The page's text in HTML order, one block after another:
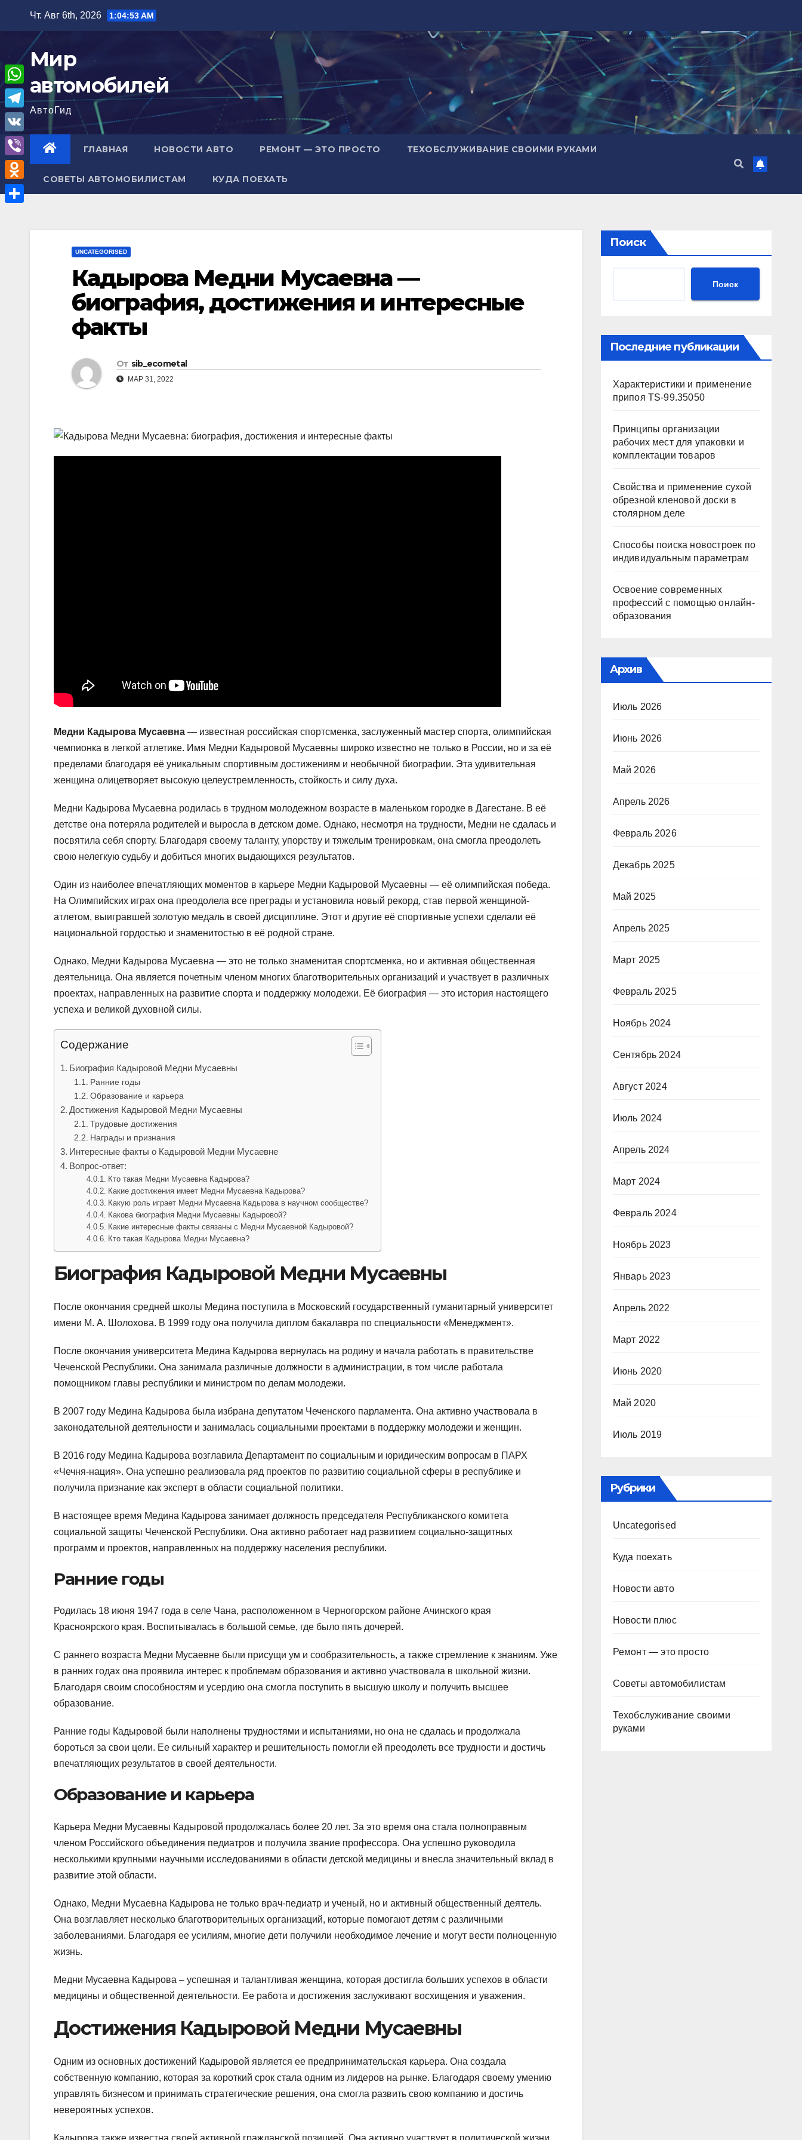
содержимому
Чт. Авг 6th, 2026 1:04:54 AM
Мир
автомобилей
АвтоГид
ГЛАВНАЯ НОВОСТИ АВТО РЕМОНТ — ЭТО ПРОСТО ТЕХОБСЛУЖИВАНИЕ СВОИМИ РУКАМИ
СОВЕТЫ АВТОМОБИЛИСТАМ КУДА ПОЕХАТЬ
UNCATEGORISED
Кадырова Медни Мусаевна —
биография, достижения и интересные
факты
От sib_ecometal
МАР 31, 2022
Медни Кадырова Мусаевна — известная российская спортсменка, заслуженный мастер спорта, олимпийская
чемпионка в легкой атлетике. Имя Медни Кадыровой Мусаевны широко известно не только в России, но и за её
пределами благодаря её уникальным спортивным достижениям и необычной биографии. Эта удивительная
женщина олицетворяет высокую целеустремленность, стойкость и силу духа.
Медни Кадырова Мусаевна родилась в трудном молодежном возрасте в маленьком городке в Дагестане. В её
детстве она потеряла родителей и выросла в детском доме. Однако, несмотря на трудности, Медни не сдалась и
посвятила себя спорту. Благодаря своему таланту, упорству и тяжелым тренировкам, она смогла преодолеть
свою нелегкую судьбу и добиться многих выдающихся результатов.
Один из наиболее впечатляющих моментов в карьере Медни Кадыровой Мусаевны — её олимпийская победа.
На Олимпийских играх она преодолела все преграды и установила новый рекорд, став первой женщиной-
атлетом, выигравшей золотую медаль в своей дисциплине. Этот и другие её спортивные успехи сделали её
национальной гордостью и знаменитостью в её родной стране.
Однако, Медни Кадырова Мусаевна — это не только знаменитая спортсменка, но и активная общественная
деятельница. Она является почетным членом многих благотворительных организаций и участвует в различных
проектах, направленных на развитие спорта и поддержку молодежи. Её биография — это история настоящего
успеха и великой духовной силы.
Содержание
Биография Кадыровой Медни Мусаевны
Ранние годы
Образование и карьера
Достижения Кадыровой Медни Мусаевны
Трудовые достижения
Награды и признания
Интересные факты о Кадыровой Медни Мусаевне
Вопрос-ответ:
Кто такая Медни Мусаевна Кадырова?
Какие достижения имеет Медни Мусаевна Кадырова?
Какую роль играет Медни Мусаевна Кадырова в научном сообществе?
Какова биография Медни Мусаевны Кадыровой?
Какие интересные факты связаны с Медни Мусаевной Кадыровой?
Кто такая Кадырова Медни Мусаевна?
Биография Кадыровой Медни Мусаевны
После окончания средней школы Медина поступила в Московский государственный гуманитарный университет
имени М. А. Шолохова. В 1999 году она получила диплом бакалавра по специальности «Менеджмент».
После окончания университета Медина Кадырова вернулась на родину и начала работать в правительстве
Чеченской Республики. Она занимала различные должности в администрации, в том числе работала
помощником главы республики и министром по делам молодежи.
В 2007 году Медина Кадырова была избрана депутатом Чеченского парламента. Она активно участвовала в
законодательной деятельности и занималась социальными проектами в поддержку молодежи и женщин.
В 2016 году Медина Кадырова возглавила Департамент по социальным и юридическим вопросам в ПАРХ
«Чечня-нация». Она успешно реализовала ряд проектов по развитию социальной сферы в республике и
получила признание как эксперт в области социальной политики.
В настоящее время Медина Кадырова занимает должность председателя Республиканского комитета
социальной защиты Чеченской Республики. Она активно работает над развитием социально-защитных
программ и проектов, направленных на поддержку населения республики.
Ранние годы
Родилась 18 июня 1947 года в селе Чана, расположенном в Черногорском районе Ачинского края
Красноярского края. Воспитывалась в большой семье, где было пять дочерей.
С раннего возраста Медни Мусаевне были присущи ум и сообразительность, а также стремление к знаниям. Уже
в ранних годах она проявила интерес к проблемам образования и активно участвовала в школьной жизни.
Благодаря своим способностям и усердию она смогла поступить в высшую школу и получить высшее
образование.
Ранние годы Кадыровой были наполнены трудностями и испытаниями, но она не сдалась и продолжала
бороться за свои цели. Ее сильный характер и решительность помогли ей преодолеть все трудности и достичь
впечатляющих результатов в своей деятельности.
Образование и карьера
Карьера Медни Мусаевны Кадыровой продолжалась более 20 лет. За это время она стала полноправным
членом Российского объединения педиатров и получила звание профессора. Она успешно руководила
несколькими крупными научными исследованиями в области детской медицины и внесла значительный вклад в
развитие этой области.
Однако, Медни Мусаевна Кадырова не только врач-педиатр и ученый, но и активный общественный деятель.
Она возглавляет несколько благотворительных организаций, которые помогают детям с различными
заболеваниями. Благодаря ее усилиям, многие дети получили необходимое лечение и могут вести полноценную
жизнь.
Медни Мусаевна Кадырова – успешная и талантливая женщина, которая достигла больших успехов в области
медицины и общественной деятельности. Ее работа и достижения заслуживают восхищения и уважения.
Достижения Кадыровой Медни Мусаевны
Одним из основных достижений Кадыровой является ее предпринимательская карьера. Она создала
собственную компанию, которая за короткий срок стала одним из лидеров на рынке. Благодаря своему умению
управлять бизнесом и принимать стратегические решения, она смогла развить свою компанию и достичь
невероятных успехов.
Поиск
Поиск
Последние публикации
Характеристики и применение
припоя TS-99.35050
Принципы организации
рабочих мест для упаковки и
комплектации товаров
Свойства и применение сухой
обрезной кленовой доски в
столярном деле
Способы поиска новостроек по
индивидуальным параметрам
Освоение современных
профессий с помощью онлайн-
образования
Архив
Июль 2026
Июнь 2026
Май 2026
Апрель 2026
Февраль 2026
Декабрь 2025
Май 2025
Апрель 2025
Март 2025
Февраль 2025
Ноябрь 2024
Сентябрь 2024
Август 2024
Июль 2024
Апрель 2024
Март 2024
Февраль 2024
Ноябрь 2023
Январь 2023
Апрель 2022
Март 2022
Июнь 2020
Май 2020
Июль 2019
Рубрики
Uncategorised
Куда поехать
Новости авто
Новости плюс
Ремонт — это просто
Советы автомобилистам
Техобслуживание своими
руками
W
h
a
A
T
e
l
e
g
V
K
V
i
b
O